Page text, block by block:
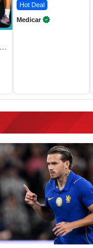
Hot Deal
Medicar